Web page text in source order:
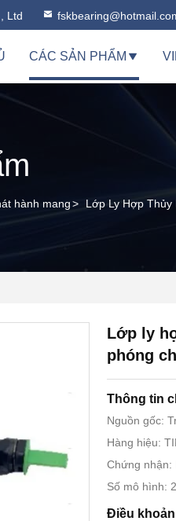
Ltd
CÁC SẢN PHẨM
hành mang> Lớp Ly Hợp Thủy
Lớp ly
phóng
Thông tin
Nguồn gốc:
Hàng hiệu:
Chứng nhận:
Số mô hình:
Điều